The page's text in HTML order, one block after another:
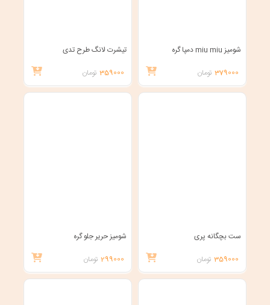
شومیز miu miu دمپا گره
379000 تومان
تیشرت لانگ طرح تدی
359000 تومان
ست بچگانه پری
359000 تومان
شومیز حریر جلو گره
299000 تومان